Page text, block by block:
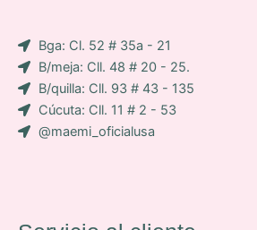
c
o
n
-
f
m
Bga: Cl. 52 # 35a - 21
B/meja: Cll. 48 # 20 - 25.
B/quilla: Cll. 93 # 43 - 135
Cúcuta: Cll. 11 # 2 - 53
@maemi_oficialusa